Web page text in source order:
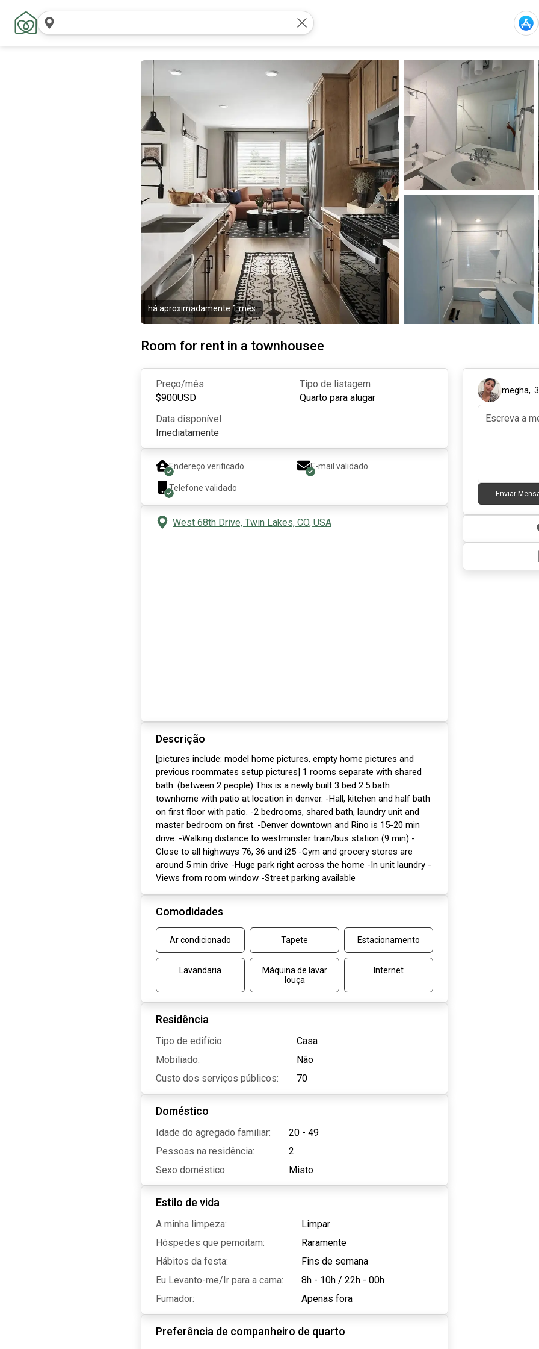
Pesquisar
há aproximadamente 1 mês
Room for rent in a townhousee
Preço/mês
$900USD
Tipo de listagem
Quarto para alugar
Data disponível
Imediatamente
Endereço verificado E-mail validado
Telefone validado
West 68th Drive, Twin Lakes, CO, USA
Descrição
[pictures include: model home pictures, empty home pictures and
previous roommates setup pictures] 1 rooms separate with shared
bath. (between 2 people) This is a newly built 3 bed 2.5 bath
townhome with patio at location in denver. -Hall, kitchen and half bath
on first floor with patio. -2 bedrooms, shared bath, laundry unit and
master bedroom on first. -Denver downtown and Rino is 15-20 min
drive. -Walking distance to westminster train/bus station (9 min) -
Close to all highways 76, 36 and i25 -Gym and grocery stores are
around 5 min drive -Huge park right across the home -In unit laundry -
Views from room window -Street parking available
Comodidades
Ar condicionado Tapete Estacionamento
Lavandaria
Máquina de lavar
louça
Internet
Residência
Tipo de edifício:
Casa
Mobiliado:
Não
Custo dos serviços públicos:
70
Doméstico
Idade do agregado familiar:
20 - 49
Pessoas na residência:
2
Sexo doméstico:
Misto
Estilo de vida
A minha limpeza:
Limpar
Hóspedes que pernoitam:
Raramente
Hábitos da festa:
Fins de semana
Eu Levanto-me/Ir para a cama:
8h - 10h / 22h - 00h
Fumador:
Apenas fora
Preferência de companheiro de quarto
megha,
Enviar